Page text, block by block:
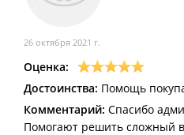
26 октября 2021 г.
Оценка:
Достоинства: Помощь
Комментарий: Спасибо
Помогают решить сложный